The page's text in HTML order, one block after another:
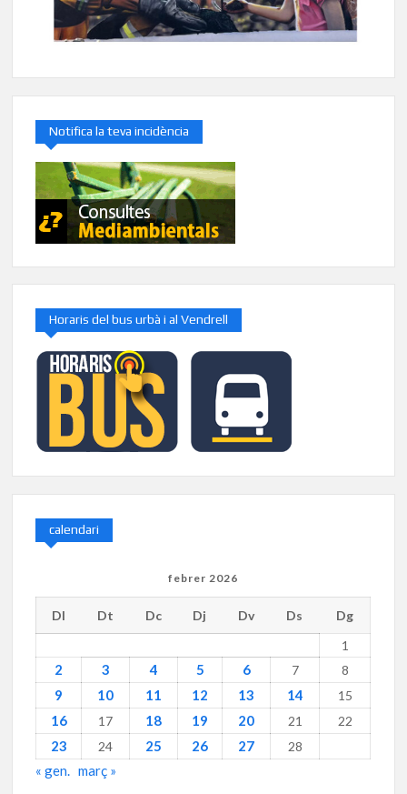
Notifica la teva incidència
Horaris del bus urbà i al Vendrell
calendari
febrer 2026
Dl Dt Dc Dj Dv Ds
Dg
1
2 3 4 5 6 7 8
9 10 11 12 13 14 15
16 17 18 19 20 21 22
23 24 25 26 27 28
« gen. març »